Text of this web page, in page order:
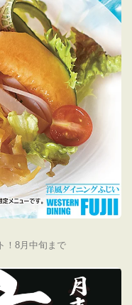
！8月中旬まで